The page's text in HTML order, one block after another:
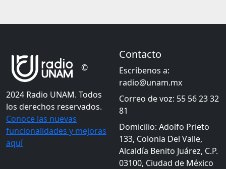
©
2024 Radio UNAM. Todos
los derechos reservados.
Conoce las nuevas
funcionalidades y mejoras
aquí
Contacto
Escríbenos a:
radio@unam.mx
Correo de voz: 55 56 23 32
81
Domicilio: Adolfo Prieto
133, Colonia Del Valle,
Alcaldía Benito Juárez, C.P.
03100, Ciudad de México